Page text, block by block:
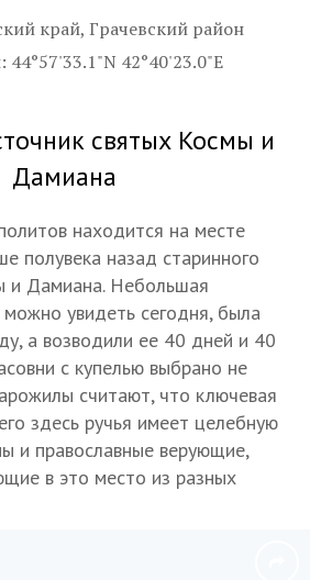
край, Грачевский район
42°40'23.0"E
святых Космы и
Дамиана
находится на месте
полувека назад старинного
и Дамиана. Небольшая
увидеть сегодня, была
а возводили ее 40 дней и 40
с купелью выбрано не
считают, что ключевая
здесь ручья имеет целебную
и православные верующие,
в это место из разных